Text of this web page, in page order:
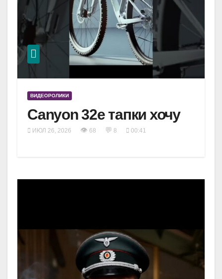
ВИДЕОРОЛИКИ
Canyon 32e тапки хочу
ИЮЛ 26, 2026 👁 68 💬 8 00:41